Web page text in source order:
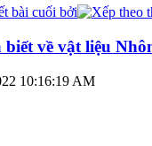
bài cuối bởi
biết về vật liệu
10:16:19 AM